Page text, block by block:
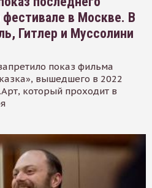
в Москве. В
Гитлер и Муссолини
показ фильма
вышедшего в 2022
который проходит в